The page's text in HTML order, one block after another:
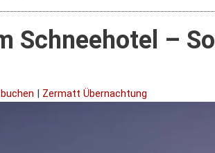
Schneehotel – So
| Zermatt Übernachtung